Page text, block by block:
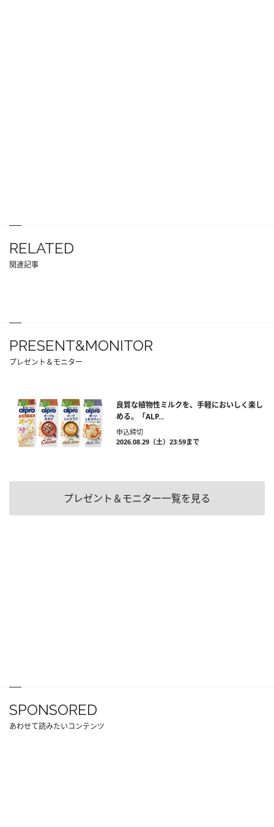
RELATED
関連記事
PRESENT&MONITOR
プレゼント＆モニター
良質な植物性ミルクを、手軽においしく楽し
める。「ALP...
申込締切
2026.08.29（土）23:59まで
プレゼント＆モニター一覧を見る
SPONSORED
あわせて読みたいコンテンツ